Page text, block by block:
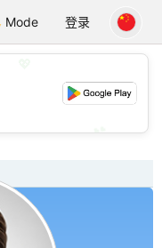
Mode 登录